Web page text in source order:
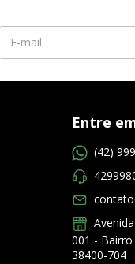
Entre
(42)
001 - Bairro
38400-704